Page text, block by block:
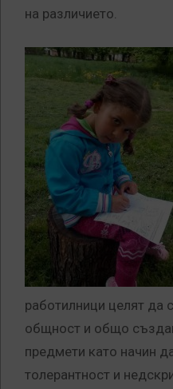
на различието.
работилници целят да
общност и общо
предмети като начин
толерантност и